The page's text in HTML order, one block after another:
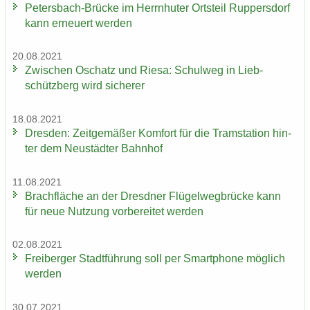
Petersbach-​Brücke im Herrn­hu­ter Orts­teil Rup­pers­dorf
kann er­neu­ert wer­den
20.08.2021
Zwi­schen Oschatz und Riesa: Schul­weg in Lieb­
schütz­berg wird si­che­rer
18.08.2021
Dres­den: Zeit­ge­mä­ßer Kom­fort für die Tram­sta­ti­on hin­
ter dem Neu­städ­ter Bahn­hof
11.08.2021
Brach­flä­che an der Dresd­ner Flü­gel­weg­brü­cke kann
für neue Nut­zung vor­be­rei­tet wer­den
02.08.2021
Frei­ber­ger Stadt­füh­rung soll per Smart­pho­ne mög­lich
wer­den
30.07.2021